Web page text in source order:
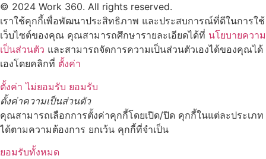
© 2024 Work 360. All rights reserved.
เราใช้คุกกี้เพื่อพัฒนาประสิทธิภาพ และประสบการณ์ที่ดีในการใช้
เว็บไซต์ของคุณ คุณสามารถศึกษารายละเอียดได้ที่ นโยบายความ
เป็นส่วนตัว และสามารถจัดการความเป็นส่วนตัวเองได้ของคุณได้
เองโดยคลิกที่ ตั้งค่า
ตั้งค่า ไม่ยอมรับ ยอมรับ
ตั้งค่าความเป็นส่วนตัว
คุณสามารถเลือกการตั้งค่าคุกกี้โดยเปิด/ปิด คุกกี้ในแต่ละประเภท
ได้ตามความต้องการ ยกเว้น คุกกี้ที่จำเป็น
ยอมรับทั้งหมด